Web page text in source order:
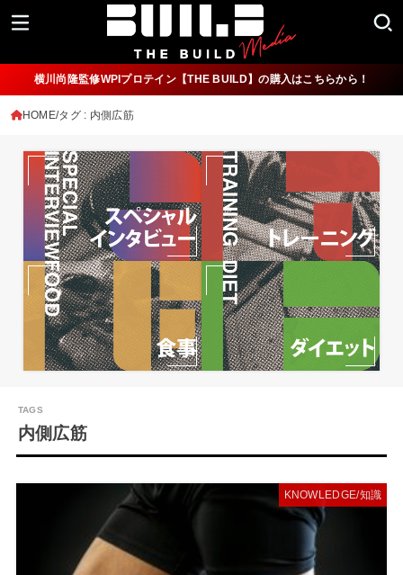
横川尚隆監修WPIプロテイン【THE BUILD】の購入はこちらから！
HOME タグ : 内側広筋
内側広筋
KNOWLEDGE/知識